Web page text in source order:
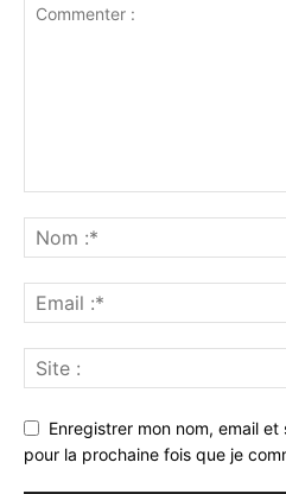
Enregistrer mon nom, email
pour la prochaine fois que je